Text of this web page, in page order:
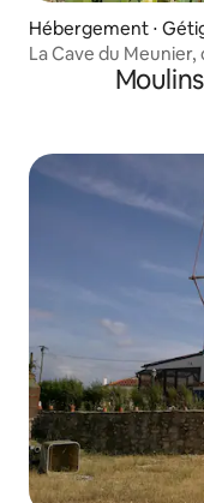
Hébergement ⋅
La Cave du